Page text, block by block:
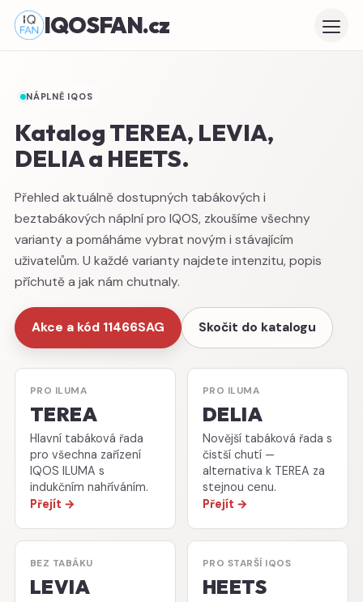
IQOSFAN.cz
NÁPLNĚ IQOS
Katalog TEREA, LEVIA,
DELIA a HEETS.
Přehled aktuálně dostupných tabákových i
beztabákových náplní pro IQOS, zkoušíme všechny
varianty a pomáháme vybrat novým i stávajícím
uživatelům. U každé varianty najdete intenzitu, popis
příchutě a jak nám chutnaly.
Akce a kód 11466SAG Skočit do katalogu
PRO ILUMA
TEREA
Hlavní tabáková řada
pro všechna zařízení
IQOS ILUMA s
indukčním nahříváním.
Přejít →
PRO ILUMA
DELIA
Novější tabáková řada s
čistší chutí —
alternativa k TEREA za
stejnou cenu.
Přejít →
BEZ TABÁKU
LEVIA
PRO STARŠÍ IQOS
HEETS